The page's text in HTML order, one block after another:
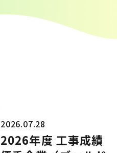
2026.07.28
2026年度 工事成績